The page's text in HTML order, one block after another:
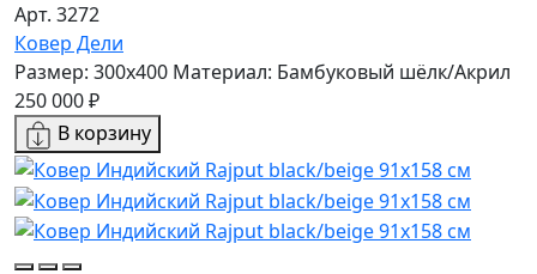
Арт. 3272
Ковер Дели
Размер: 300x400 Материал: Бамбуковый шёлк/Акрил
250 000 ₽
В корзину